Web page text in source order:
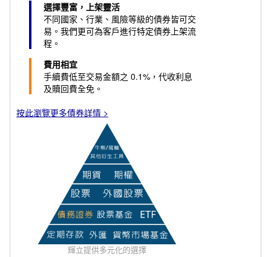
選擇豐富，上架靈活
不同國家、行業、風險等級的債券皆可交
易。我們更可為客戶進行特定債券上架流
程。
費用相宜
手續費低至交易金額之 0.1%，代收利息
及贖回費全免。
按此瀏覽更多債券詳情 >
輝立提供多元化的選擇